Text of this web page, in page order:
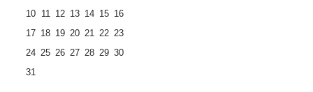
10 11 12 13 14 15 16
17 18 19 20 21 22 23
24 25 26 27 28 29 30
31